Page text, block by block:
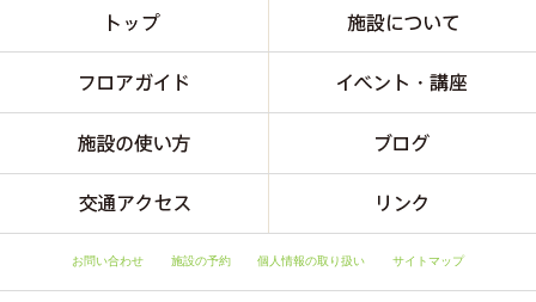
お問い合わせ 施設の予約 個人情報の取り扱い サイトマップ